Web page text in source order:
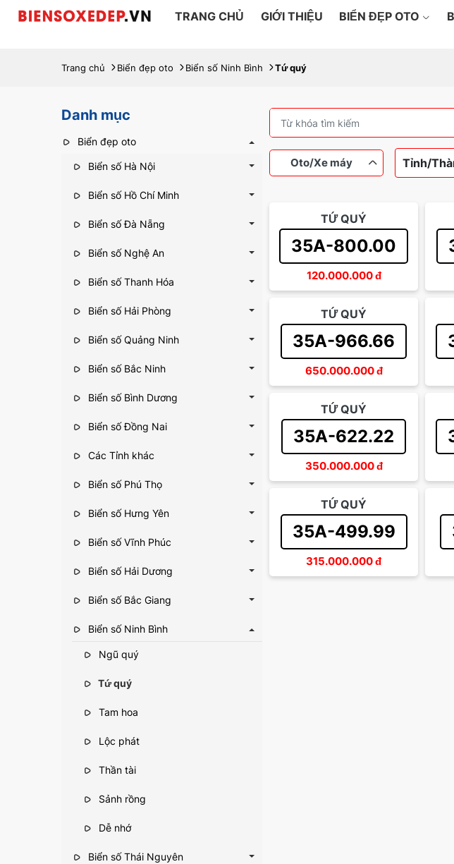
TRANG CHỦ GIỚI THIỆU BIỂN ĐẸP OTO
Trang chủ Biển đẹp oto Biển số Ninh Bình Tứ quý
Danh mục
Biển đẹp oto
Biển số Hà Nội
Biển số Hồ Chí Minh
Biển số Đà Nẵng
Biển số Nghệ An
Biển số Thanh Hóa
Biển số Hải Phòng
Biển số Quảng Ninh
Biển số Bắc Ninh
Biển số Bình Dương
Biển số Đồng Nai
Các Tỉnh khác
Biển số Phú Thọ
Biển số Hưng Yên
Biển số Vĩnh Phúc
Biển số Hải Dương
Biển số Bắc Giang
Biển số Ninh Bình
Ngũ quý
Tứ quý
Tam hoa
Lộc phát
Thần tài
Sảnh rồng
Dễ nhớ
Biển số Thái Nguyên
Oto/Xe máy
Xe máy Ô tô
Tỉnh/
TỨ QUÝ
35A-800.00
120.000.000đ
TỨ QUÝ
35A-966.66
650.000.000đ
TỨ QUÝ
35A-622.22
350.000.000đ
TỨ QUÝ
35A-499.99
315.000.000đ